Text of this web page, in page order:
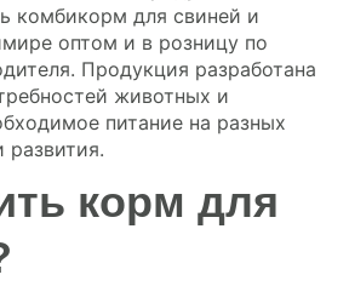
комбикорм для свиней и
оптом и в розницу по
Продукция разработана
животных и
питание на разных
развития.
корм для